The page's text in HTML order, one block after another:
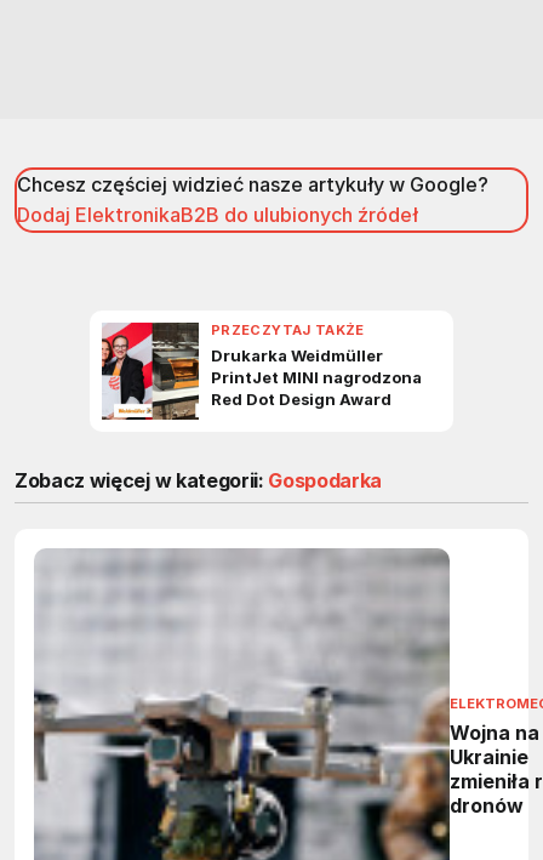
Chcesz częściej widzieć nasze artykuły w Google?
Dodaj ElektronikaB2B do ulubionych źródeł
Zobacz więcej w kategorii: Gospodarka
Wojna na
Ukrainie
zmieniła
dronów